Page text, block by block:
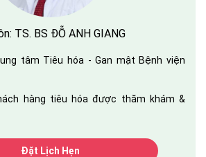
TS. BS ĐỖ ANH GIANG
tâm Tiêu hóa - Gan mật Bệnh viện
hàng tiêu hóa được thăm khám &
Đặt Lịch Hẹn